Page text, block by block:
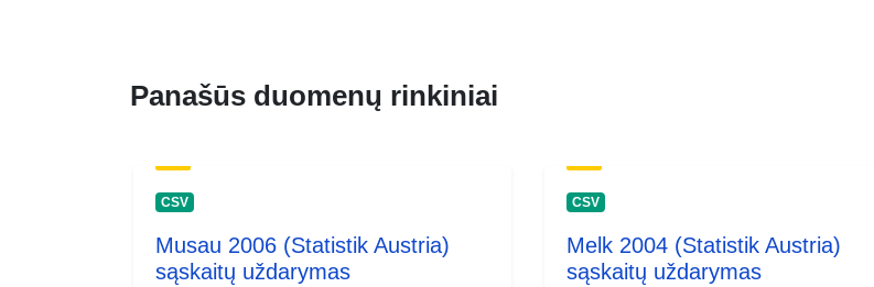
Panašūs duomenų rinkiniai
CSV
Musau 2006 (Statistik Austria)
sąskaitų uždarymas
CSV
Melk 2004 (Statistik Austria)
sąskaitų uždarymas